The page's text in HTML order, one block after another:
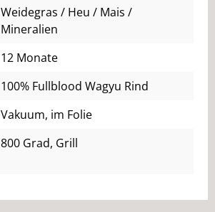
Weidegras / Heu / Mais /
Mineralien
12 Monate
100% Fullblood Wagyu Rind
Vakuum, im Folie
800 Grad, Grill